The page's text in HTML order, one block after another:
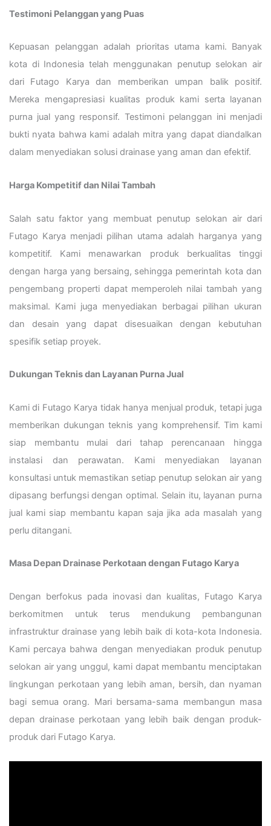
Testimoni Pelanggan yang Puas
Kepuasan pelanggan adalah prioritas utama kami. Banyak
kota di Indonesia telah menggunakan penutup selokan air
dari Futago Karya dan memberikan umpan balik positif.
Mereka mengapresiasi kualitas produk kami serta layanan
purna jual yang responsif. Testimoni pelanggan ini menjadi
bukti nyata bahwa kami adalah mitra yang dapat diandalkan
dalam menyediakan solusi drainase yang aman dan efektif.
Harga Kompetitif dan Nilai Tambah
Salah satu faktor yang membuat penutup selokan air dari
Futago Karya menjadi pilihan utama adalah harganya yang
kompetitif. Kami menawarkan produk berkualitas tinggi
dengan harga yang bersaing, sehingga pemerintah kota dan
pengembang properti dapat memperoleh nilai tambah yang
maksimal. Kami juga menyediakan berbagai pilihan ukuran
dan desain yang dapat disesuaikan dengan kebutuhan
spesifik setiap proyek.
Dukungan Teknis dan Layanan Purna Jual
Kami di Futago Karya tidak hanya menjual produk, tetapi juga
memberikan dukungan teknis yang komprehensif. Tim kami
siap membantu mulai dari tahap perencanaan hingga
instalasi dan perawatan. Kami menyediakan layanan
konsultasi untuk memastikan setiap penutup selokan air yang
dipasang berfungsi dengan optimal. Selain itu, layanan purna
jual kami siap membantu kapan saja jika ada masalah yang
perlu ditangani.
Masa Depan Drainase Perkotaan dengan Futago Karya
Dengan berfokus pada inovasi dan kualitas, Futago Karya
berkomitmen untuk terus mendukung pembangunan
infrastruktur drainase yang lebih baik di kota-kota Indonesia.
Kami percaya bahwa dengan menyediakan produk penutup
selokan air yang unggul, kami dapat membantu menciptakan
lingkungan perkotaan yang lebih aman, bersih, dan nyaman
bagi semua orang. Mari bersama-sama membangun masa
depan drainase perkotaan yang lebih baik dengan produk-
produk dari Futago Karya.